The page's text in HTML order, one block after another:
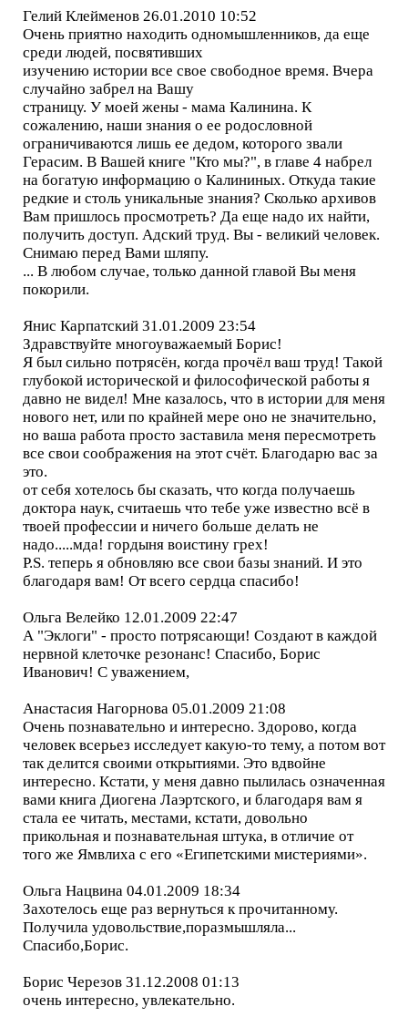
Гелий Клейменов 26.01.2010 10:52
Очень приятно находить одномышленников, да еще
среди людей, посвятивших
изучению истории все свое свободное время. Вчера
случайно забрел на Вашу
страницу. У моей жены - мама Калинина. К
сожалению, наши знания о ее родословной
ограничиваются лишь ее дедом, которого звали
Герасим. В Вашей книге "Кто мы?", в главе 4 набрел
на богатую информацию о Калининых. Откуда такие
редкие и столь уникальные знания? Сколько архивов
Вам пришлось просмотреть? Да еще надо их найти,
получить доступ. Адский труд. Вы - великий человек.
Снимаю перед Вами шляпу.
... В любом случае, только данной главой Вы меня
покорили.
Янис Карпатский 31.01.2009 23:54
Здравствуйте многоуважаемый Борис!
Я был сильно потрясён, когда прочёл ваш труд! Такой
глубокой исторической и философической работы я
давно не видел! Мне казалось, что в истории для меня
нового нет, или по крайней мере оно не значительно,
но ваша работа просто заставила меня пересмотреть
все свои соображения на этот счёт. Благодарю вас за
это.
от себя хотелось бы сказать, что когда получаешь
доктора наук, считаешь что тебе уже известно всё в
твоей профессии и ничего больше делать не
надо.....мда! гордыня воистину грех!
P.S. теперь я обновляю все свои базы знаний. И это
благодаря вам! От всего сердца спасибо!
Ольга Велейко 12.01.2009 22:47
А "Эклоги" - просто потрясающи! Создают в каждой
нервной клеточке резонанс! Спасибо, Борис
Иванович! С уважением,
Анастасия Нагорнова 05.01.2009 21:08
Очень познавательно и интересно. Здорово, когда
человек всерьез исследует какую-то тему, а потом вот
так делится своими открытиями. Это вдвойне
интересно. Кстати, у меня давно пылилась означенная
вами книга Диогена Лаэртского, и благодаря вам я
стала ее читать, местами, кстати, довольно
прикольная и познавательная штука, в отличие от
того же Ямвлиха с его «Египетскими мистериями».
Ольга Нацвина 04.01.2009 18:34
Захотелось еще раз вернуться к прочитанному.
Получила удовольствие,поразмышляла...
Спасибо,Борис.
Борис Черезов 31.12.2008 01:13
очень интересно, увлекательно.